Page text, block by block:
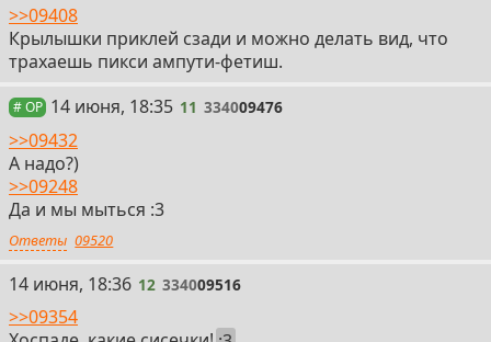
>>09408
Крылышки приклей сзади и можно делать вид, что
трахаешь пикси ампути-фетиш.
# OP 11
14 июня, 18:35 11 334009476
>>09432
А надо?)
>>09248
Да и мы мыться :3
Ответы 09520
12
14 июня, 18:36 12 334009516
>>09354